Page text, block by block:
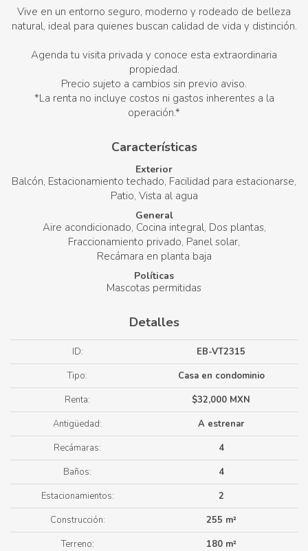
Vive en un entorno seguro, moderno y rodeado de belleza
natural, ideal para quienes buscan calidad de vida y distinción.
Agenda tu visita privada y conoce esta extraordinaria
propiedad.
Precio sujeto a cambios sin previo aviso.
*La renta no incluye costos ni gastos inherentes a la
operación.*
Características
Exterior
Balcón Estacionamiento techado Facilidad para estacionarse
Patio Vista al agua
General
Aire acondicionado Cocina integral Dos plantas
Fraccionamiento privado Panel solar
Recámara en planta baja
Políticas
Mascotas permitidas
Detalles
ID:
EB-VT2315
Tipo:
Casa en condominio
Renta:
$32,000 MXN
Antigüedad:
A estrenar
Recámaras:
4
Baños:
4
Estacionamientos:
2
Construcción:
255 m²
Terreno:
180 m²